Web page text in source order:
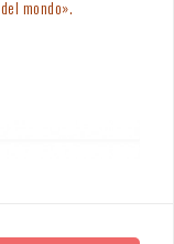
mondo».